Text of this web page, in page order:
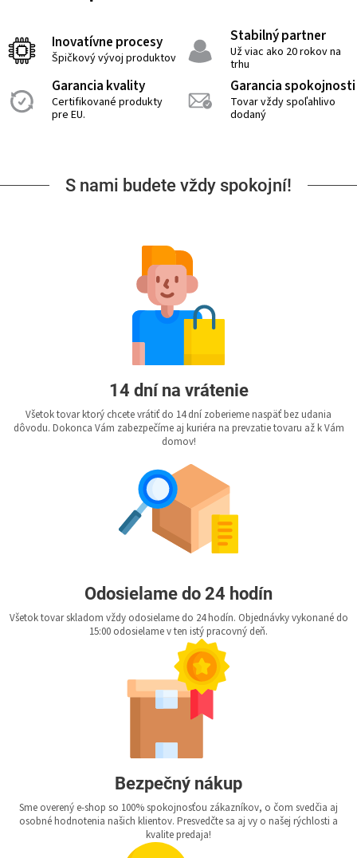
Inovatívne procesy
Špičkový vývoj produktov
Stabilný partner
Už viac ako 20 rokov na
trhu
Garancia kvality
Certifikované produkty
pre EU.
Garancia spokojnosti
Tovar vždy spoľahlivo
dodaný
S nami budete vždy spokojní!
14 dní na vrátenie
Všetok tovar ktorý chcete vrátiť do 14 dní zoberieme naspäť bez udania
dôvodu. Dokonca Vám zabezpečíme aj kuriéra na prevzatie tovaru až k Vám
domov!
Odosielame do 24 hodín
Všetok tovar skladom vždy odosielame do 24 hodín. Objednávky vykonané do
15:00 odosielame v ten istý pracovný deň.
Bezpečný nákup
Sme overený e-shop so 100% spokojnosťou zákazníkov, o čom svedčia aj
osobné hodnotenia našich klientov. Presvedčte sa aj vy o našej rýchlosti a
kvalite predaja!